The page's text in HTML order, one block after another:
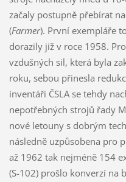
začaly postupně přebírat
(Farmer). První exempláře
dorazily již v roce 1958.
vzdušných sil, která byla
roku, sebou přinesla
inventáři ČSLA se tehdy
nepotřebných strojů řady
nové letouny s dobrým
následně uzpůsobena pro
až 1962 tak nejméně 154
(S-102) prošlo konverzí na